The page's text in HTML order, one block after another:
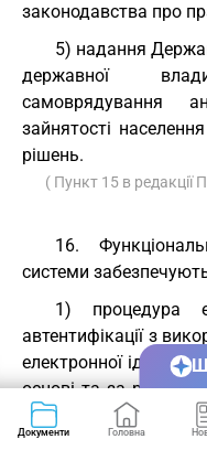
законодавства про
5) надання
державної
самоврядування
зайнятості
рішень.
( Пункт 15 в редакції
16.
системи
1) процедура
автентифікації з
електронної
основі та за
належні йому права
Документи Головна